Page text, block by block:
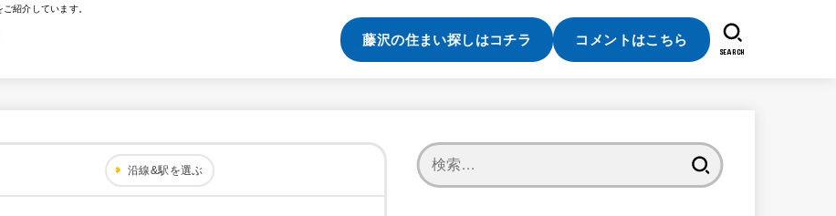
紹介しています。
藤沢の住まい探しはコチラ コメントはこちら
SEARCH
沿線&駅を選ぶ